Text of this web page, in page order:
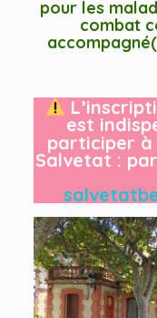
pour les
combat
est
participer à
Salvetat :